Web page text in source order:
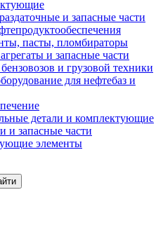
и запасные части
пасты, пломбираторы
и запасные части
и грузовой техники
для нефтебаз и
детали и комплектующие
и запасные части
элементы